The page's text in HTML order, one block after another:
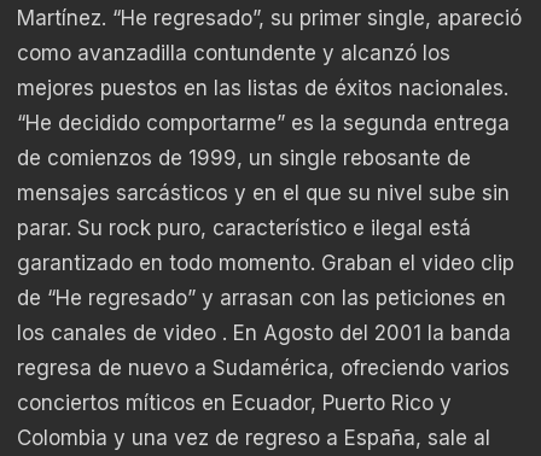
Martínez. “He regresado”, su primer single, apareció
como avanzadilla contundente y alcanzó los
mejores puestos en las listas de éxitos nacionales.
“He decidido comportarme” es la segunda entrega
de comienzos de 1999, un single rebosante de
mensajes sarcásticos y en el que su nivel sube sin
parar. Su rock puro, característico e ilegal está
garantizado en todo momento. Graban el video clip
de “He regresado” y arrasan con las peticiones en
los canales de video . En Agosto del 2001 la banda
regresa de nuevo a Sudamérica, ofreciendo varios
conciertos míticos en Ecuador, Puerto Rico y
Colombia y una vez de regreso a España, sale al